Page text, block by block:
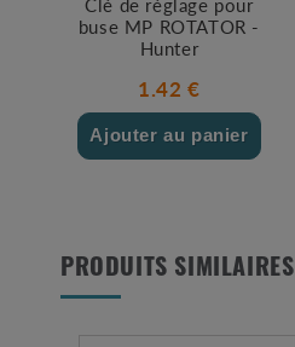
buse MP ROTATOR -
Hunter
1.42 €
Ajouter au panier
PRODUITS SIMILAIRES